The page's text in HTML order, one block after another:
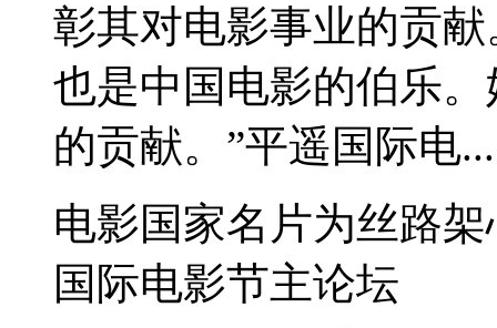
彰其对电影事业的贡
也是中国电影的伯乐
的贡献。”平遥国际电...
电影国家名片为丝路
国际电影节主论坛